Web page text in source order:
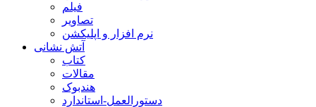
فیلم
تصاویر
نرم افزار و اپلیکشن
آتش نشانی
کتاب
مقالات
هندبوک
دستورالعمل-استاندارد